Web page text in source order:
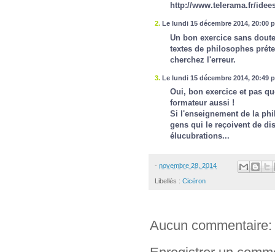
http://www.telerama.fr/
2. Le lundi 15 décembre 2014, 20:00
Un bon exercice sans
textes de philosophes
cherchez l'erreur.
3. Le lundi 15 décembre 2014, 20:49
Oui, bon exercice et pas
formateur aussi !
Si l'enseignement de la
gens qui le reçoivent de
élucubrations...
- novembre 28, 2014
Libellés : Cicéron
Aucun commentaire: